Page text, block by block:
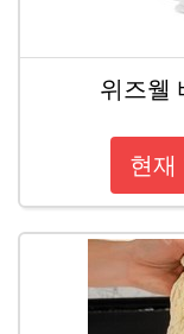
위즈웰
현재